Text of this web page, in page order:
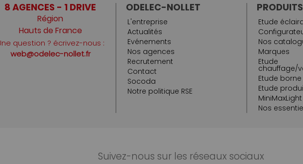
8 AGENCES - 1 DRIVE
Région
Hauts de France
question ? écrivez-nous :
web@odelec-nollet.fr
ODELEC-NOLLET
L'entreprise
Actualités
Evénements
Nos agences
Recrutement
Contact
Socoda
Notre politique RSE
PRODUITS
Etude
Nos
Marques
Etude
chauffage/
Etude
Etude
MiniMaxLight
Nos
Suivez-nous sur les réseaux sociaux